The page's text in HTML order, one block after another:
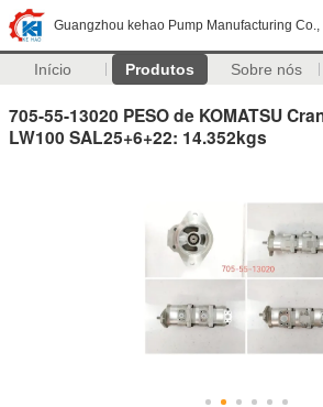
Guangzhou kehao Pump Manufacturing Co.,
Início Produtos Sobre nós
705-55-13020 PESO de KOMATSU
LW100 SAL25+6+22: 14.352kgs